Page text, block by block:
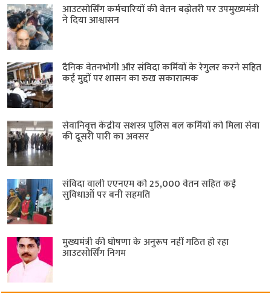
आउटसोर्सिंग कर्मचारियों की वेतन बढ़ोतरी पर उपमुख्यमंत्री
ने दिया आश्वासन
दैनिक वेतनभोगी और संविदा कर्मियों के रेगुलर करने सहित
कई मुद्दों पर शासन का रुख सकारात्मक
सेवानिवृत्त केंद्रीय सशस्त्र पुलिस बल ​कर्मियों को मिला सेवा
की दूसरी पारी का अवसर
संविदा वाली एएनएम को 25,000 वेतन सहित कई
सुविधाओं पर बनी सहमति
मुख्यमंत्री की घोषणा के अनुरूप नहीं गठित हो रहा
आउटसोर्सिंग निगम